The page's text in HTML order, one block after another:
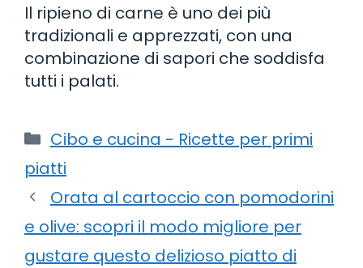
Il ripieno di carne è uno dei più
tradizionali e apprezzati, con una
combinazione di sapori che soddisfa
tutti i palati.
Categorie
Cibo e cucina - Ricette per primi
piatti
Orata al cartoccio con pomodorini
e olive: scopri il modo migliore per
gustare questo delizioso piatto di